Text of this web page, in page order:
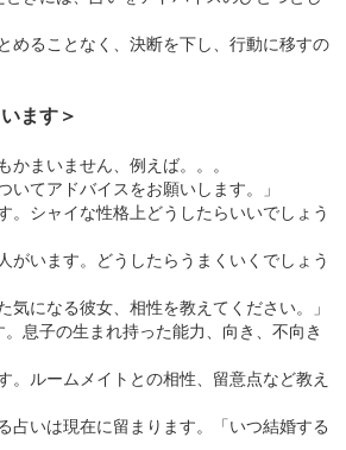
めることなく、決断を下し、行動に移すの
ます＞
かまいません、例えば。。。
いてアドバイスをお願いします。」
。シャイな性格上どうしたらいいでしょう
がいます。どうしたらうまくいくでしょう
気になる彼女、相性を教えてください。」
。息子の生まれ持った能力、向き、不向き
。ルームメイトとの相性、留意点など教え
占いは現在に留まります。「いつ結婚する